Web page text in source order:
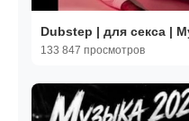
Dubstep | для секса |
133 847 просмотров